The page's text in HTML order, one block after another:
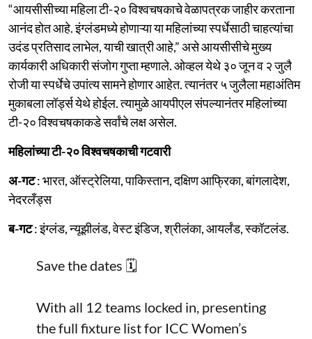
“आयसीसीच्या महिला टी-२० विश्वचषकाचे वेळापत्रक जाहीर करताना
आनंद होत आहे. इंग्लंडमध्ये होणाऱ्या या महिलांच्या स्पर्धेसाठी चाहत्यांचा
उदंड प्रतिसाद लाभेल, याची खात्री आहे,” असे आयसीसीचे मुख्य
कार्यकारी अधिकारी संजोग गुप्ता म्हणाले. ओव्हल येथे ३० जून व २ जुलै
रोजी या स्पर्धेचे उपांत्य सामने होणार आहेत. त्यानंतर ५ जुलैला महाअंतिम
मुकाबला लॉर्ड्स येथे होईल. त्यामुळे आयपीएल संपल्यानंतर महिलांच्या
टी-२० विश्वचषकाकडे सर्वांचे लक्ष असेल.
महिलांच्या टी-२० विश्वचषकाची गटवारी
अ-गट: भारत, ऑस्ट्रेलिया, पाकिस्तान, दक्षिण आफ्रिका, बांगलादेश,
नेदरलँड्स
ब-गट: इंग्लंड, न्यूझीलंड, वेस्ट इंडिज, श्रीलंका, आयर्लंड, स्कॉटलंड.
Save the dates 🗓️
With all 12 teams locked in, presenting
the full fixture list for ICC Women’s